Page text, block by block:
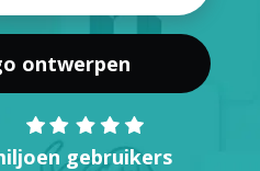
ontwerpen
gebruikers